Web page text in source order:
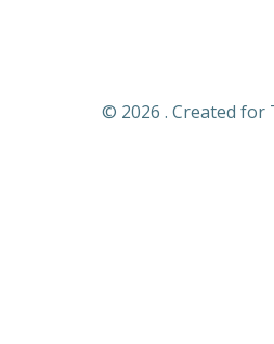
© 2026 . Created for